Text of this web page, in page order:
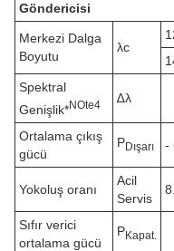
Göndericisi
Merkezi Dalga
Boyutu
λc
Spektral
Genişlik*NOte4 ∆λ
Ortalama çıkış
gücü
PDışarı -
Yokoluş oranı
Acil
Servis
Sıfır verici
ortalama gücü
PKapat.